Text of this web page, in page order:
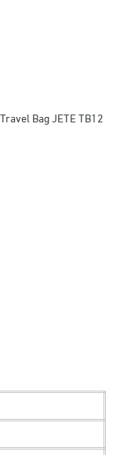
Travel Bag JETE TB12